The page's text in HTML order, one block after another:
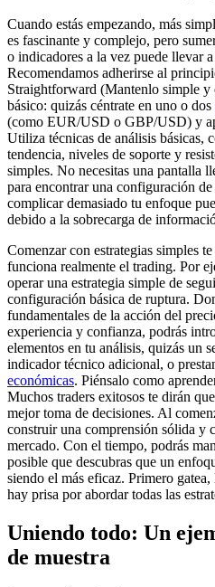
Cuando estás empezando, más
es fascinante y complejo, pero
o indicadores a la vez puede llevar
Recomendamos adherirse al
Straightforward (Mantenlo simple
básico: quizás céntrate en uno o dos
(como EUR/USD o GBP/USD) y
Utiliza técnicas de análisis básicas,
tendencia, niveles de soporte y
simples. No necesitas una pantalla
para encontrar una configuración
complicar demasiado tu enfoque
debido a la sobrecarga de
Comenzar con estrategias simples
funciona realmente el trading. Por
operar una estrategia simple de
configuración básica de ruptura.
fundamentales de la acción del
experiencia y confianza, podrás
elementos en tu análisis, quizás un
indicador técnico adicional, o
económicas. Piénsalo como
Muchos traders exitosos te dirán
mejor toma de decisiones. Al
construir una comprensión sólida y
mercado. Con el tiempo, podrás
posible que descubras que un
siendo el más eficaz. Primero
hay prisa por abordar todas las
Uniendo todo: Un
de muestra